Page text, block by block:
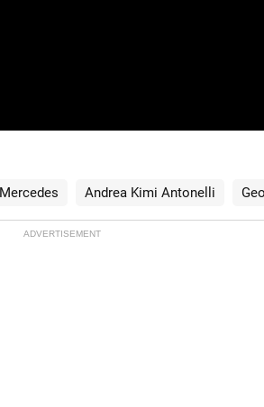
Mercedes Andrea Kimi Antonelli
ADVERTISEMENT